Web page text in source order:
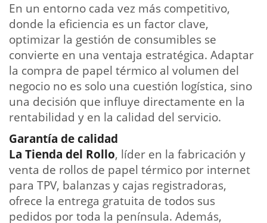
En un entorno cada vez más competitivo,
donde la eficiencia es un factor clave,
optimizar la gestión de consumibles se
convierte en una ventaja estratégica. Adaptar
la compra de papel térmico al volumen del
negocio no es solo una cuestión logística, sino
una decisión que influye directamente en la
rentabilidad y en la calidad del servicio.
Garantía de calidad
La Tienda del Rollo, líder en la fabricación y
venta de rollos de papel térmico por internet
para TPV, balanzas y cajas registradoras,
ofrece la entrega gratuita de todos sus
pedidos por toda la península. Además,